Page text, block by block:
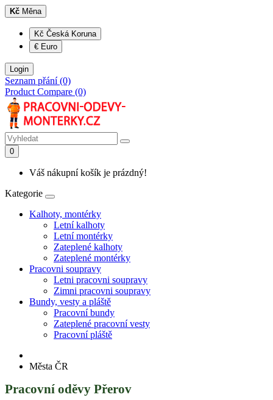
Kč Měna
Kč Česká Koruna
€ Euro
Login
Seznam přání (0)
Product Compare (0)
0
Váš nákupní košík je prázdný!
Kategorie
Kalhoty, montérky
Letní kalhoty
Letní montérky
Zateplené kalhoty
Zateplené montérky
Pracovni soupravy
Letni pracovni soupravy
Zimni pracovni soupravy
Bundy, vesty a pláště
Pracovní bundy
Zateplené pracovní vesty
Pracovní pláště
Města ČR
Pracovní oděvy Přerov